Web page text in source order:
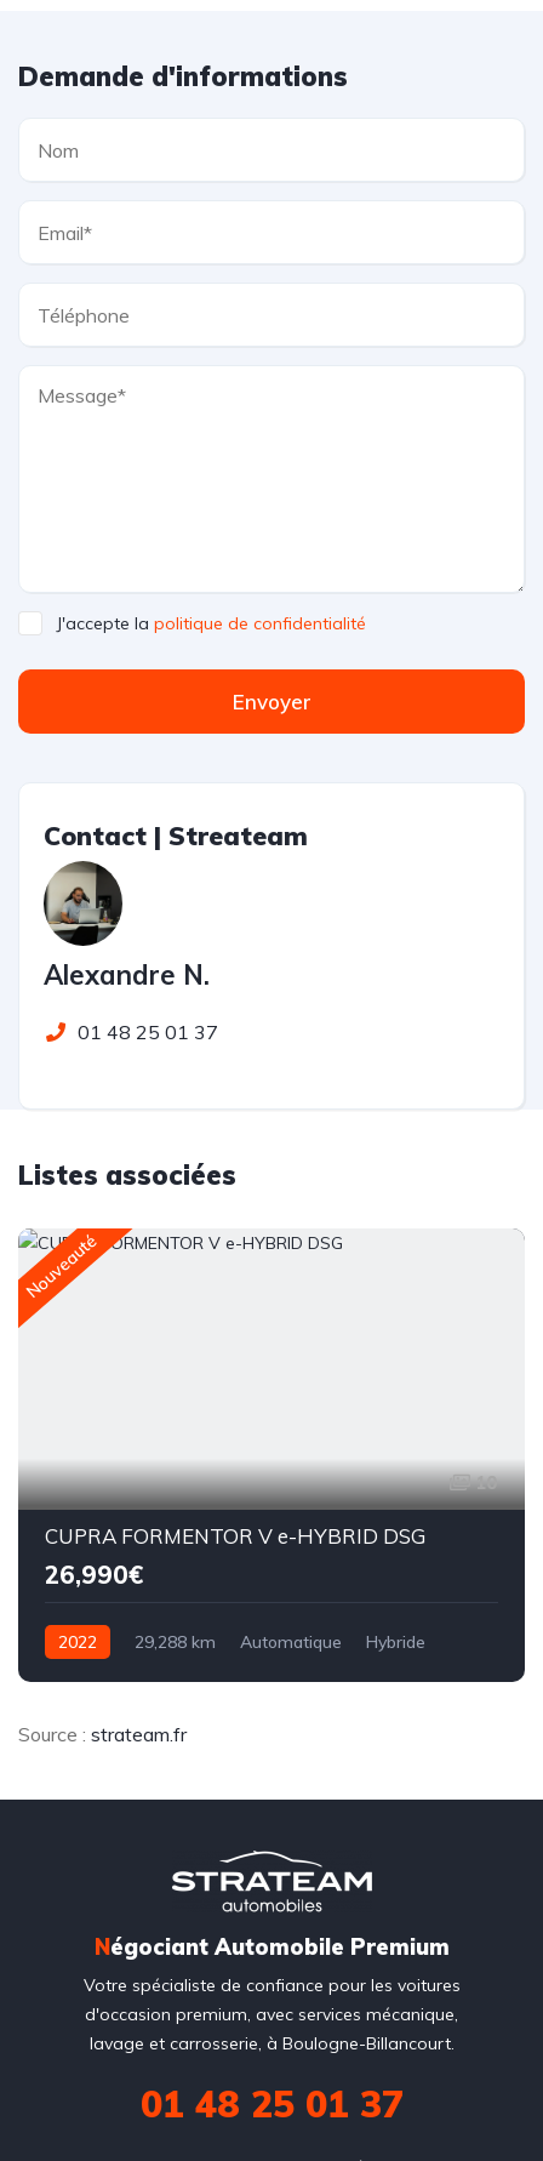
Demande d'informations
J'accepte la politique de confidentialité
Envoyer
Contact | Streateam
Alexandre N.
01 48 25 01 37
Listes associées
Nouveauté
10
CUPRA FORMENTOR V e-HYBRID DSG
26,990€
2022 29,288 km Automatique
Hybride
Source : strateam.fr
Négociant Automobile Premium
Votre spécialiste de confiance pour les voitures
d'occasion premium, avec services mécanique,
lavage et carrosserie, à Boulogne-Billancourt.
01 48 25 01 37